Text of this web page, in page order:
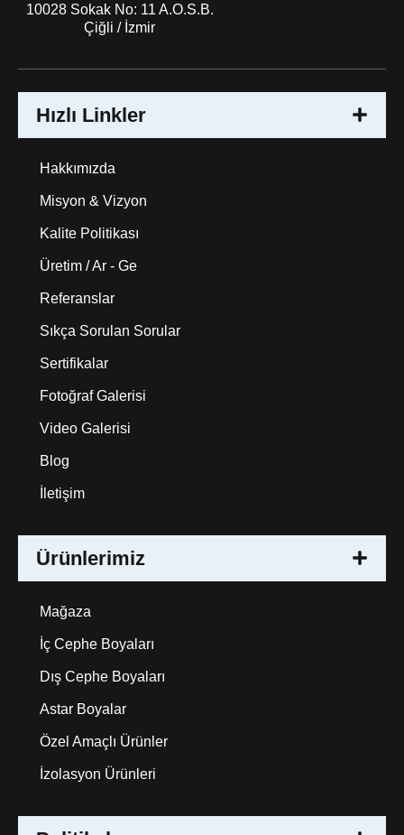
10028 Sokak No: 11 A.O.S.B.
Çiğli / İzmir
Hızlı Linkler
Hakkımızda
Misyon & Vizyon
Kalite Politikası
Üretim / Ar - Ge
Referanslar
Sıkça Sorulan Sorular
Sertifikalar
Fotoğraf Galerisi
Video Galerisi
Blog
İletişim
Ürünlerimiz
Mağaza
İç Cephe Boyaları
Dış Cephe Boyaları
Astar Boyalar
Özel Amaçlı Ürünler
İzolasyon Ürünleri